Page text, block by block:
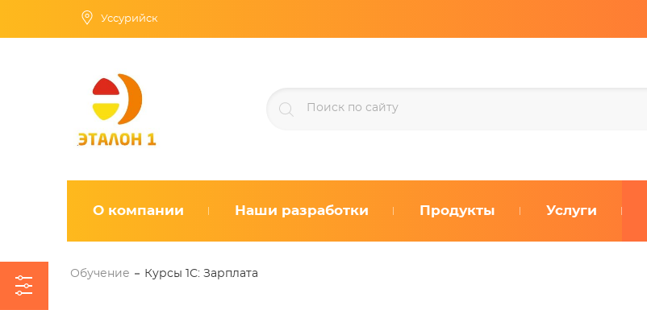
Уссурийск
О компании Наши разработки Продукты Услуги
Обучение Курсы 1С: Зарплата